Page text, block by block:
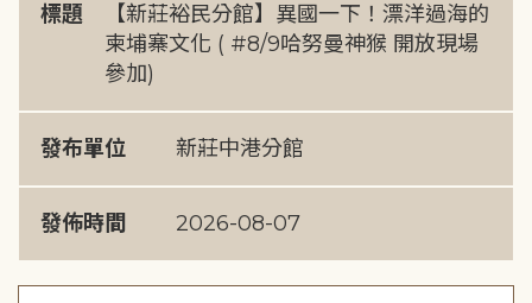
標題
【新莊裕民分館】異國一下！漂洋過海的
柬埔寨文化 ( #8/9哈努曼神猴 開放現場
參加)
發布單位 新莊中港分館
發佈時間 2026-08-07